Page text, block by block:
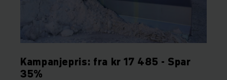
Kampanjepris: fra kr 17 485 - Spar
35%